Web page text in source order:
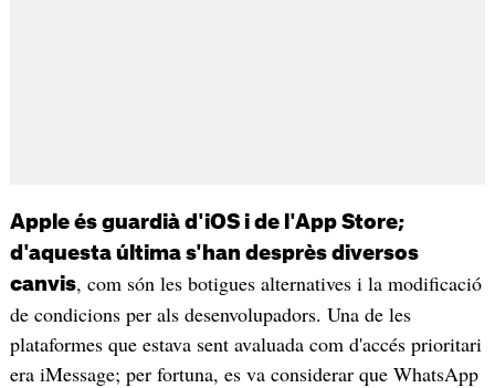
Apple és guardià d'iOS i de l'App Store;
d'aquesta última s'han desprès diversos
canvis, com són les botigues alternatives i la modificació
de condicions per als desenvolupadors. Una de les
plataformes que estava sent avaluada com d'accés prioritari
era iMessage; per fortuna, es va considerar que WhatsApp